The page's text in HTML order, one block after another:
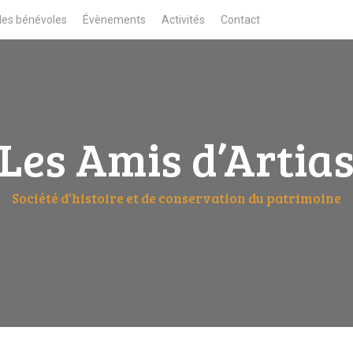
bénévoles Évènements Activités Contact
Les Amis
Société d’histoire et de conservation du patrimoine